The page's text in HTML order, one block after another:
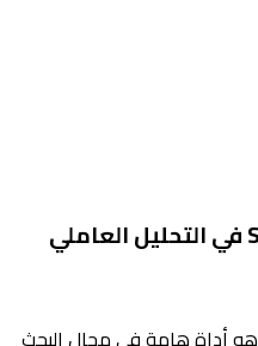
لماذا يتفوق JASP على SPSS في التحليل العاملي
التحليل العاملي الاستكشافي (EFA) هو أداة هامة في مجال البحث